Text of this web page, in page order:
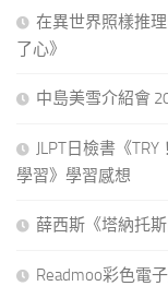
在異世界照樣推
了心》
中島美雪介紹會
JLPT日檢書《
學習》學習感想
薛西斯《塔納托
Readmoo彩色電